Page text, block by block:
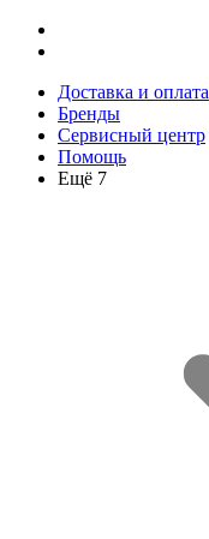
Доставка и оплата
Бренды
Сервисный центр
Помощь
Ещё 7